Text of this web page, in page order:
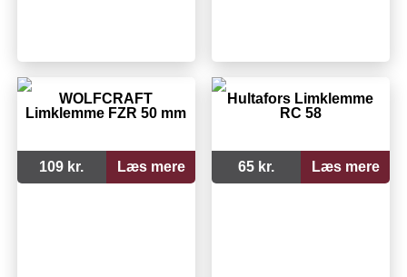
WOLFCRAFT
Limklemme FZR 50 mm
109 kr. Læs mere
Hultafors Limklemme
RC 58
65 kr. Læs mere